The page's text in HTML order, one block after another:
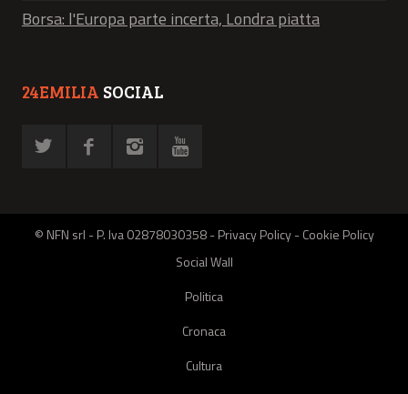
Borsa: l'Europa parte incerta, Londra piatta
24EMILIA SOCIAL
© NFN srl - P. Iva 02878030358 -Privacy Policy-Cookie Policy
Social Wall
Politica
Cronaca
Cultura